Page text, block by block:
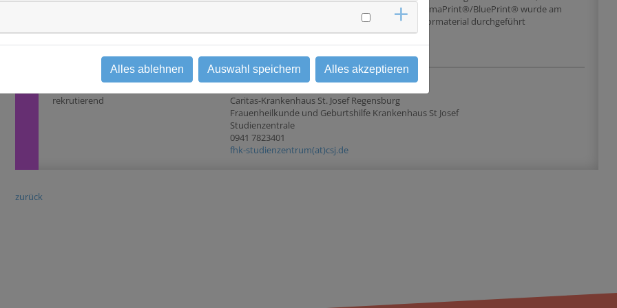
Beobachtungsstudie
Rezidivrisiko * niedriges genomisches
Rezidivrisiko
MammaPrint®/BluePrint® wurde am
Tumormaterial durchgeführt
rekrutierend
Caritas-Krankenhaus St. Josef Regensburg
Frauenheilkunde und Geburtshilfe Krankenhaus St Josef
Studienzentrale
0941 7823401
fhk-studienzentrum(at)csj.de
zurück
Alles ablehnen Auswahl speichern Alles akzeptieren